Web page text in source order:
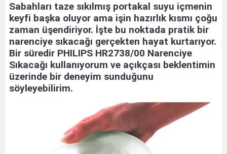
Sabahları taze sıkılmış portakal suyu içmenin
keyfi başka oluyor ama işin hazırlık kısmı çoğu
zaman üşendiriyor. İşte bu noktada pratik bir
narenciye sıkacağı gerçekten hayat kurtarıyor.
Bir süredir PHILIPS HR2738/00 Narenciye
Sıkacağı kullanıyorum ve açıkçası beklentimin
üzerinde bir deneyim sunduğunu
söyleyebilirim.